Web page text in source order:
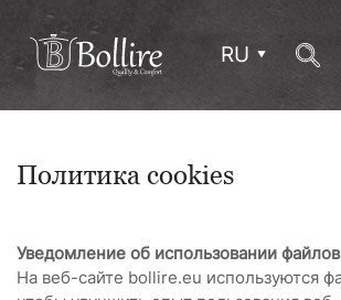
RU
Политика cookies
Уведомление об использовании
На веб-сайте bollire.eu используются